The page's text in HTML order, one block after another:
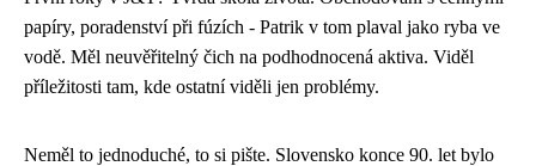
papíry, poradenství při fúzích - Patrik v tom plaval jako ryba ve
vodě. Měl neuvěřitelný čich na podhodnocená aktiva. Viděl
příležitosti tam, kde ostatní viděli jen problémy.
Neměl to jednoduché, to si pište. Slovensko konce 90. let bylo